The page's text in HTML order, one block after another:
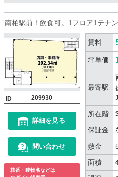
南柏駅前！飲食可。1フロア1テナン
ID 209930
詳細を見る
問い合わせ
枝番・建物名などは
賃料
坪単価
最寄駅
所在階
保証金
敷金
面積